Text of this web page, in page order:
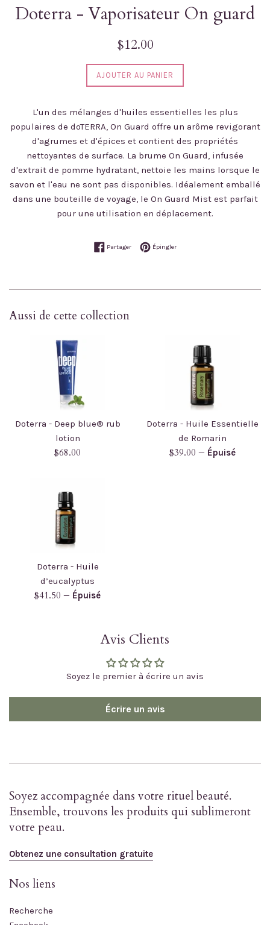
Doterra - Vaporisateur On guard
Prix
$12.00
AJOUTER AU PANIER
L'un des mélanges d'huiles essentielles les plus
populaires de doTERRA, On Guard offre un arôme revigorant
d'agrumes et d'épices et contient des propriétés
nettoyantes de surface. La brume On Guard, infusée
d'extrait de pomme hydratant, nettoie les mains lorsque le
savon et l'eau ne sont pas disponibles. Idéalement emballé
dans une bouteille de voyage, le On Guard Mist est parfait
pour une utilisation en déplacement.
PartagerPartager sur Facebook
ÉpinglerÉpingler sur Pinterest
Aussi de cette collection
Doterra - Deep blue® rub
lotion
Prix
$68.00
Doterra - Huile Essentielle
de Romarin
Prix
$39.00 — Épuisé
Doterra - Huile
d’eucalyptus
Prix
$41.50 — Épuisé
Avis Clients
Soyez le premier à écrire un avis
Écrire un avis
Soyez accompagnée dans votre rituel beauté.
Ensemble, trouvons les produits qui sublimeront
votre peau.
Obtenez une consultation gratuite
Nos liens
Recherche